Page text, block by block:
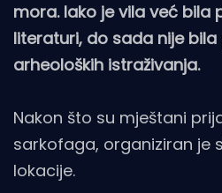
mora. Iako je vila već bila
literaturi, do sada nije
arheoloških istraživanja.
Nakon što su mještani
sarkofaga, organiziran je
lokacije.